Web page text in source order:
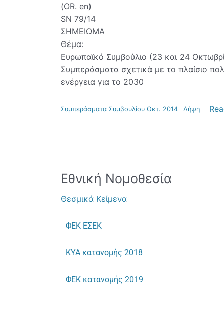
(OR. en)
SN 79/14
ΣΗΜΕΙΩΜΑ
Θέμα:
Ευρωπαϊκό Συμβούλιο (23 και 24
Συμπεράσματα σχετικά με το πλαίσιο
ενέργεια για το 2030
Συμπεράσματα Συμβουλίου Οκτ. 2014 Λήψη
Εθνική Νομοθεσία
Θεσμικά Κείμενα
ΦΕΚ ΕΣΕΚ
ΚΥΑ κατανομής 2018
ΦΕΚ κατανομής 2019
Εθνική
Νομοθεσία